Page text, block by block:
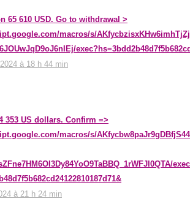
65 610 USD. Gо tо withdrаwаl >
macros/s/
à 18 h 44 min
353 US dollars. Confirm =>
macros/s/
à 21 h 24 min